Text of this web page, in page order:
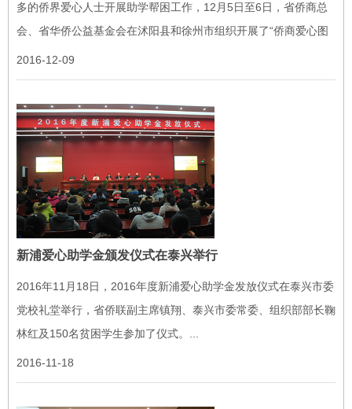
多的侨界爱心人士开展助学帮困工作，12月5日至6日，省侨商总
会、省华侨公益基金会在沭阳县和徐州市组织开展了“侨商爱心图
书室”及助学帮困等捐助活动，共向沭阳县张圩中心小学、张圩乡
敬老院、...
2016-12-09
新浦爱心助学金颁发仪式在泰兴举行
2016年11月18日，2016年度新浦爱心助学金发放仪式在泰兴市委
党校礼堂举行，省侨联副主席镇翔、泰兴市委常委、组织部部长鞠
林红及150名贫困学生参加了仪式。...
2016-11-18